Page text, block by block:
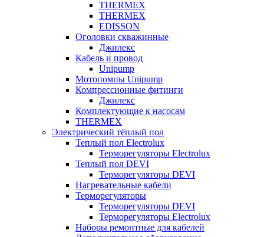
THERMEX
THERMEX
EDISSON
Оголовки скважинные
Джилекс
Кабель и провод
Unipump
Мотопомпы Unipump
Компрессионные фитинги
Джилекс
Комплектующие к насосам
THERMEX
Электрический тёплый пол
Теплый пол Electrolux
Терморегуляторы Electrolux
Теплый пол DEVI
Терморегуляторы DEVI
Нагревательные кабели
Терморегуляторы
Терморегуляторы DEVI
Терморегуляторы Electrolux
Наборы ремонтные для кабелей